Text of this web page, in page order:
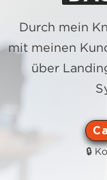
Durch mein
mit meinen
über
🔒